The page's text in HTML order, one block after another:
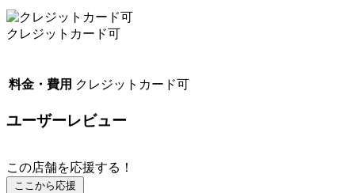
クレジットカード可
料金・費用 クレジットカード可
ユーザーレビュー
この店舗を応援する！
ここから応援